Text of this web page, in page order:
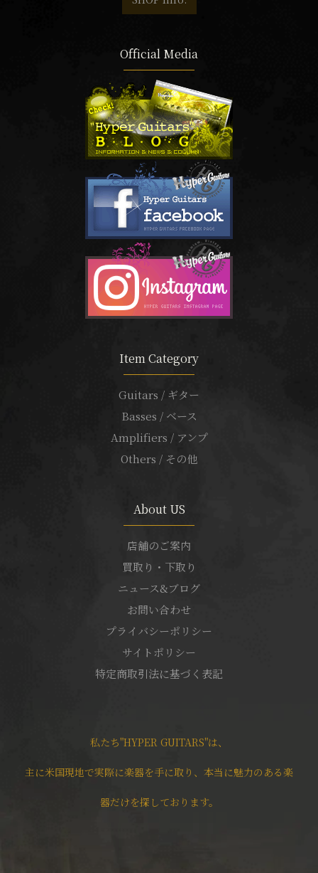
Official Media
Item Category
Guitars / ギター
Basses / ベース
Amplifiers / アンプ
Others / その他
About US
店舗のご案内
買取り・下取り
ニュース&ブログ
お問い合わせ
プライバシーポリシー
サイトポリシー
特定商取引法に基づく表記
私たち"HYPER GUITARS"は、
主に米国現地で実際に楽器を手に取り、本当に魅力のある楽
器だけを探しております。